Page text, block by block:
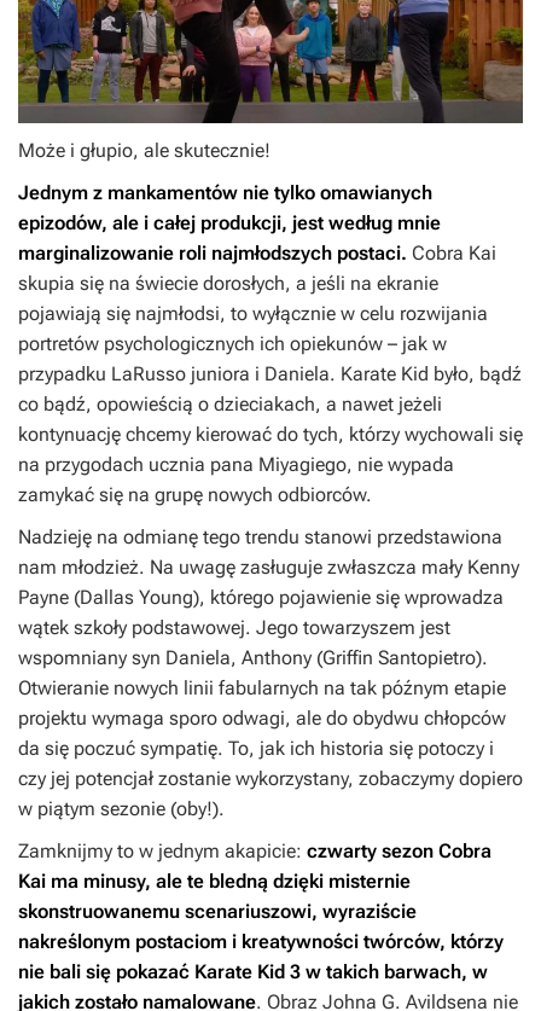
Może i głupio, ale skutecznie!
Jednym z mankamentów nie tylko omawianych
epizodów, ale i całej produkcji, jest według mnie
marginalizowanie roli najmłodszych postaci. Cobra Kai
skupia się na świecie dorosłych, a jeśli na ekranie
pojawiają się najmłodsi, to wyłącznie w celu rozwijania
portretów psychologicznych ich opiekunów – jak w
przypadku LaRusso juniora i Daniela. Karate Kid było, bądź
co bądź, opowieścią o dzieciakach, a nawet jeżeli
kontynuację chcemy kierować do tych, którzy wychowali się
na przygodach ucznia pana Miyagiego, nie wypada
zamykać się na grupę nowych odbiorców.
Nadzieję na odmianę tego trendu stanowi przedstawiona
nam młodzież. Na uwagę zasługuje zwłaszcza mały Kenny
Payne (Dallas Young), którego pojawienie się wprowadza
wątek szkoły podstawowej. Jego towarzyszem jest
wspomniany syn Daniela, Anthony (Griffin Santopietro).
Otwieranie nowych linii fabularnych na tak późnym etapie
projektu wymaga sporo odwagi, ale do obydwu chłopców
da się poczuć sympatię. To, jak ich historia się potoczy i
czy jej potencjał zostanie wykorzystany, zobaczymy dopiero
w piątym sezonie (oby!).
Zamknijmy to w jednym akapicie: czwarty sezon Cobra
Kai ma minusy, ale te bledną dzięki misternie
skonstruowanemu scenariuszowi, wyraziście
nakreślonym postaciom i kreatywności twórców, którzy
nie bali się pokazać Karate Kid 3 w takich barwach, w
jakich zostało namalowane. Obraz Johna G. Avildsena nie